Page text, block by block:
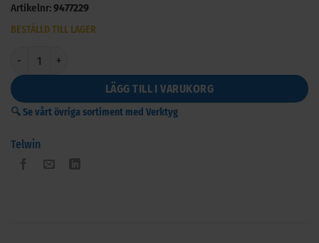
Artikelnr:9477229
BESTÄLLD TILL LAGER
LÄGG TILL I VARUKORG
🔍 Se vårt övriga sortiment med Verktyg
Telwin